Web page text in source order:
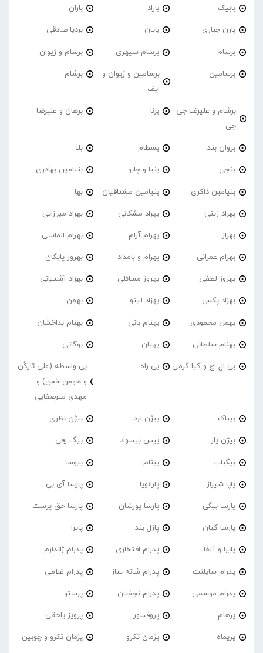
بابیک باراد باران
بارن جباری بایان بردیا صادقی
برسام برسام سپهری برسام و ژیوان
برسامین
برسامین و ژیوان و
اِیف
برشام
برشام و علیرضا جی
جی
برنا برهان و علیرضا
بروان بند بسطام بلا
بنجی بنیا و چابو بنیامین بهادری
بنیامین ذاکری بنیامین مشتاقیان بها
بهراد زینی بهراد مشکانی بهراد میرزایی
بهراز بهرام آرام بهرام الماسی
بهرام عمرانی بهرام و بامداد بهروز پایگان
بهروز لطفی بهروز مسائلی بهزاد آشتیانی
بهزاد پکس بهزاد لیتو بهمن
بهمن محمودی بهنام بانی بهنام بداخشان
بهنام سلطانی بهیان بوگاتی
بی ال اچ و کیا کرمی بی راه
بی واسطه (علی تارکُن
و هومن خفن) و
مهدی میرصفایی
بیباک بیژن لرد بیژن نظری
بیژن یار بیس بیسواد بیگ رفی
بیگباب بینام بیوسا
پاپا شیراز پارانویا پارسا آی بی
پارسا بیگی پارسا پورشان پارسا حق پرست
پارسا کیان پازل بند پایرا
پایرا و آلفا پدرام افتخاری پدرام ژاندارم
پدرام‌ سایلنت پدرام شانه ساز پدرام غلامی
پدرام موسمی پدرام نجفیان پرستو
پرهام پروفسور پرویز یاحقی
پریماه پژمان تکرو پژمان تکرو و چوبین